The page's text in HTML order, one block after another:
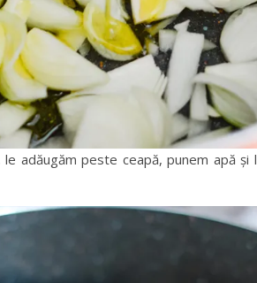
adăugăm peste ceapă, punem apă și